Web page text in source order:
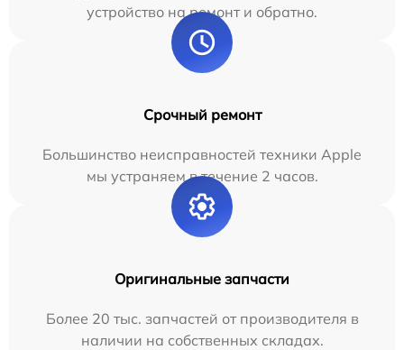
устройство на ремонт и обратно.
Срочный ремонт
Большинство неисправностей техники Apple
мы устраняем в течение 2 часов.
Оригинальные запчасти
Более 20 тыс. запчастей от производителя в
наличии на собственных складах.